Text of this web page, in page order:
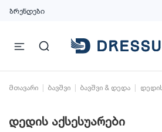
ბრენდები
მთავარი ბავშვი ბავშვი & დედა
დედის აქსესუარები